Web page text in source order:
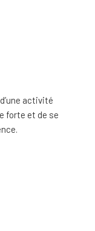
activité
forte et de se